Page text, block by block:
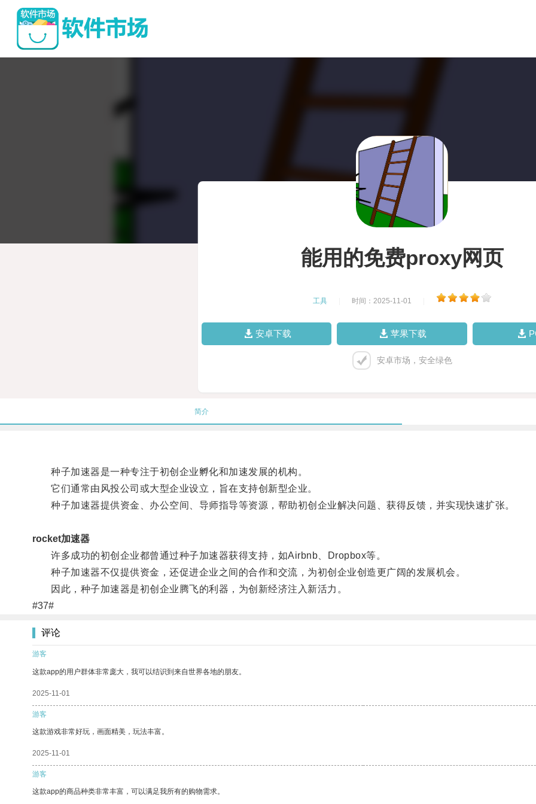
能用的免费proxy网页
工具 时间：2025-11-01
安卓下载 苹果下载
安卓市场，安全绿色
简介
种子加速器是一种专注于初创企业孵化和加速发展的机构。
它们通常由风投公司或大型企业设立，旨在支持创新型企业。
种子加速器提供资金、办公空间、导师指导等资源，帮助初创企业解决问题、获得反馈，并实现快速扩张。
rocket加速器
许多成功的初创企业都曾通过种子加速器获得支持，如Airbnb、Dropbox等。
种子加速器不仅提供资金，还促进企业之间的合作和交流，为初创企业创造更广阔的发展机会。
因此，种子加速器是初创企业腾飞的利器，为创新经济注入新活力。
#37#
评论
游客
这款app的用户群体非常庞大，我可以结识到来自世界各地的朋友。
2025-11-01
游客
这款游戏非常好玩，画面精美，玩法丰富。
2025-11-01
游客
这款app的商品种类非常丰富，可以满足我所有的购物需求。